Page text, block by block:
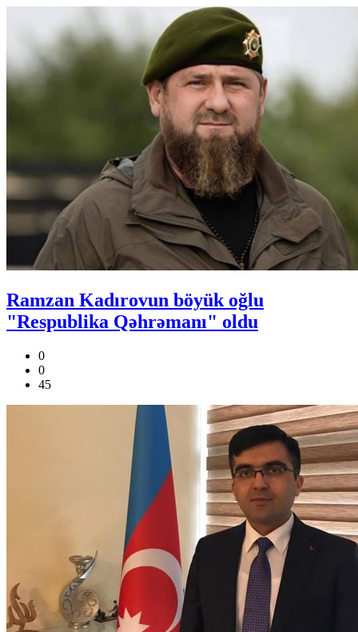
Ramzan Kadırovun böyük oğlu
"Respublika Qəhrəmanı" oldu
0
0
45